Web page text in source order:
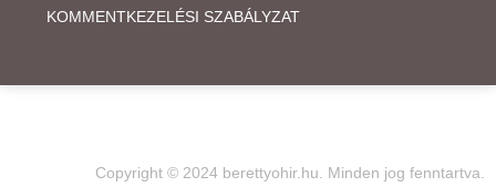
KOMMENTKEZELÉSI SZABÁLYZAT
Copyright © 2024 berettyohir.hu. Minden jog fenntartva.